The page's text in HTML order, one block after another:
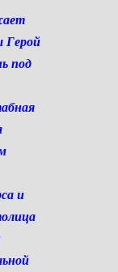
Герой
под
и